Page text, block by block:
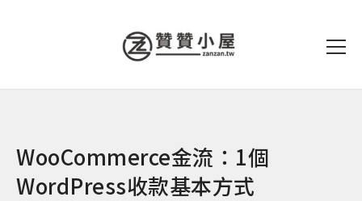
WooCommerce金流：1個
WordPress收款基本方式